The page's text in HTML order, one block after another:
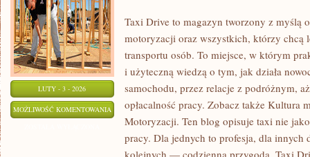
LUTY - 3 - 2026
MOŻLIWOŚĆ KOMENTOWANIA TAKSÓWKI
Taxi Drive to magazyn tworzony z myślą
motoryzacji oraz wszystkich, którzy chcą
transportu osób. To miejsce, w którym
i użyteczną wiedzą o tym, jak działa
samochodu, przez relacje z podróżnym,
opłacalność pracy. Zobacz także Kultura
Motoryzacji. Ten blog opisuje taxi nie
pracy. Dla jednych to profesja, dla innych
kolejnych — codzienna przygoda. Taxi